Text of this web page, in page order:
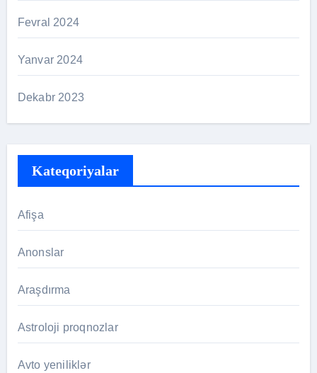
Fevral 2024
Yanvar 2024
Dekabr 2023
Kateqoriyalar
Afişa
Anonslar
Araşdırma
Astroloji proqnozlar
Avto yeniliklər